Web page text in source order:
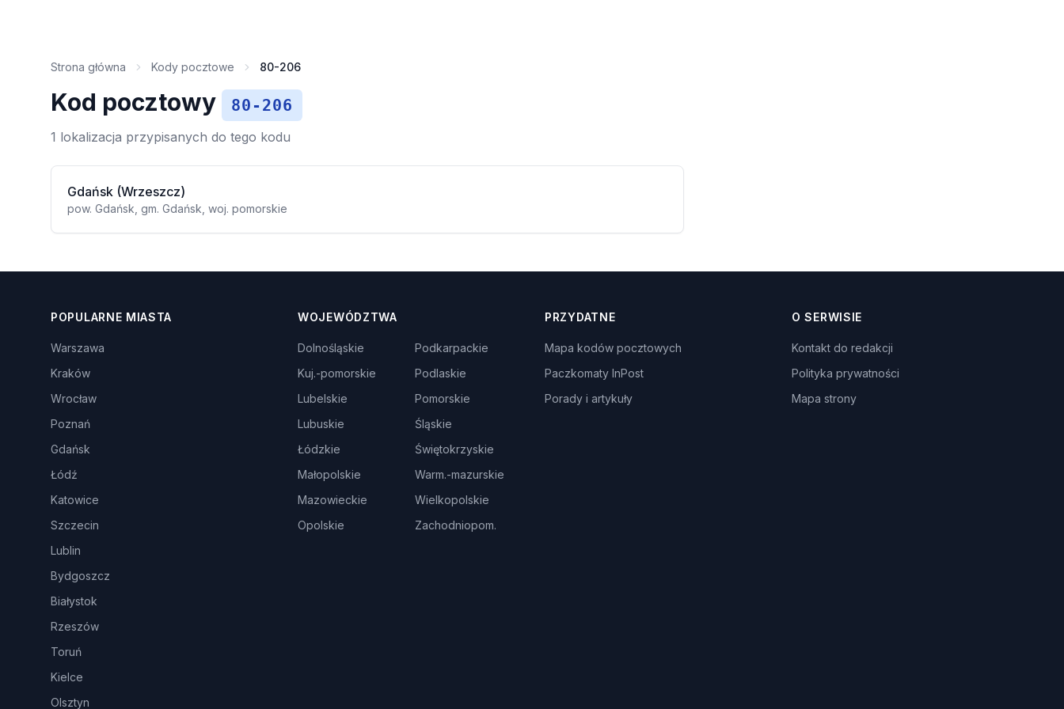
Strona główna Kody pocztowe 80-206
Kod pocztowy 80-206
1 lokalizacja przypisanych do tego kodu
Gdańsk (Wrzeszcz)
pow. Gdańsk, gm. Gdańsk, woj. pomorskie
POPULARNE MIASTA
Warszawa
Kraków
Wrocław
Poznań
Gdańsk
Łódź
Katowice
Szczecin
Lublin
Bydgoszcz
Białystok
Rzeszów
Toruń
Kielce
Olsztyn
WOJEWÓDZTWA
Dolnośląskie
Kuj.-pomorskie
Lubelskie
Lubuskie
Łódzkie
Małopolskie
Mazowieckie
Opolskie
Podkarpackie
Podlaskie
Pomorskie
Śląskie
Świętokrzyskie
Warm.-mazurskie
Wielkopolskie
Zachodniopom.
PRZYDATNE
Mapa kodów pocztowych
Paczkomaty InPost
Porady i artykuły
O SERWISIE
Kontakt do redakcji
Polityka prywatności
Mapa strony